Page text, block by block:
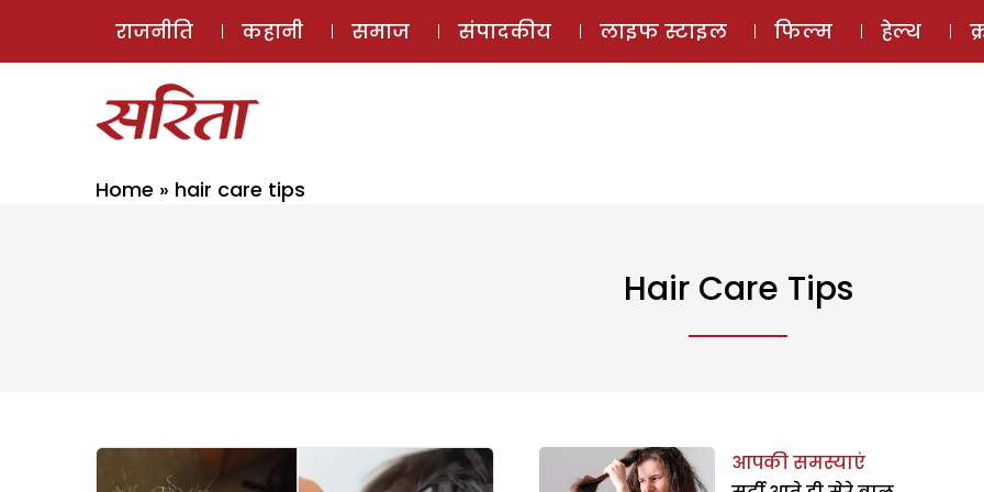
ई-मैगज़ीन
राजनीति कहानी समाज संपादकीय लाइफ स्टाइल फिल्म हेल्थ
Home » hair care tips
Hair Care Tips
आपकी समस्याएं